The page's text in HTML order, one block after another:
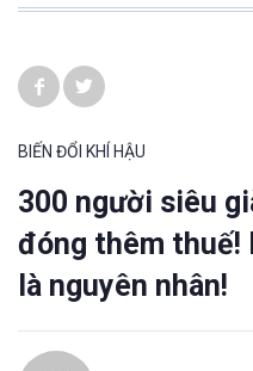
BIẾN ĐỔI KHÍ HẬU
300 người siêu
đóng thêm thuế!
là nguyên nhân!